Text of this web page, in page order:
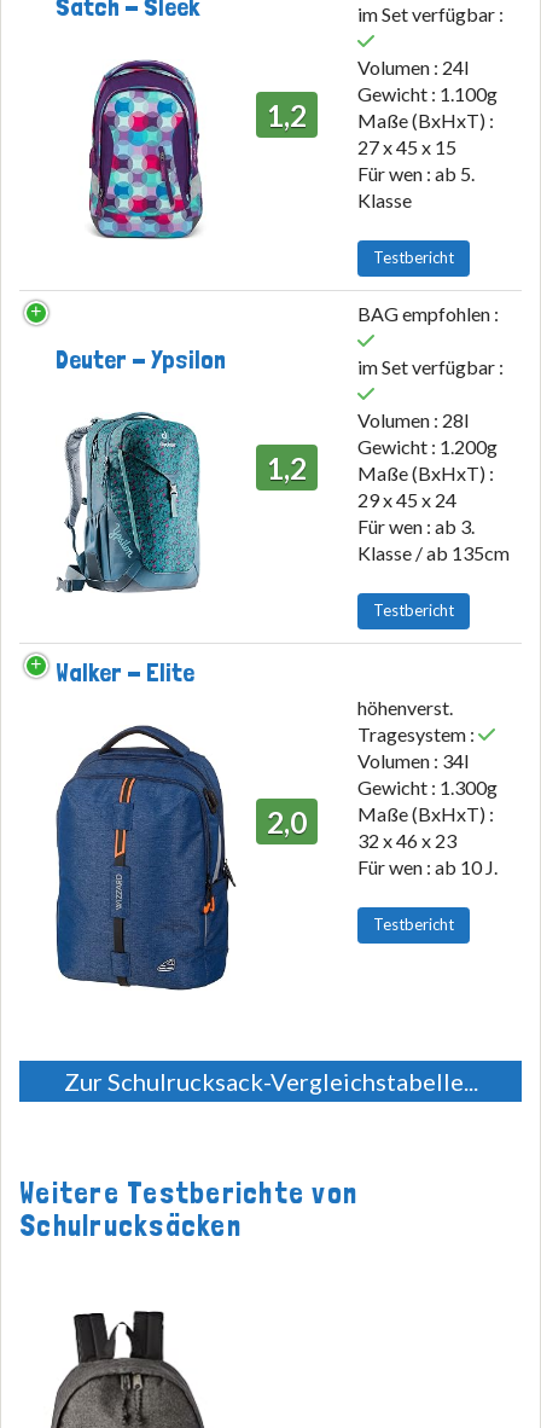
Satch - Sleek
1,2
im Set verfügbar :
Volumen : 24l
Gewicht : 1.100g
Maße (BxHxT) :
27 x 45 x 15
Für wen : ab 5.
Klasse
Testbericht
Deuter - Ypsilon
1,2
BAG empfohlen :
im Set verfügbar :
Volumen : 28l
Gewicht : 1.200g
Maße (BxHxT) :
29 x 45 x 24
Für wen : ab 3.
Klasse / ab 135cm
Testbericht
Walker - Elite
2,0
höhenverst.
Tragesystem :
Volumen : 34l
Gewicht : 1.300g
Maße (BxHxT) :
32 x 46 x 23
Für wen : ab 10 J.
Testbericht
Zur Schulrucksack-Vergleichstabelle...
Weitere Testberichte von
Schulrucksäcken